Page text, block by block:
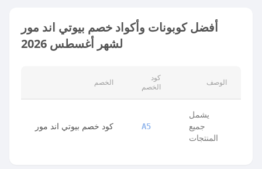
أفضل كوبونات وأكواد خصم بيوتي اند مور
لشهر أغسطس 2026
الخصم
كود
الخصم
الوصف
كود خصم بيوتي اند مور A5
يشمل
جميع
المنتجات